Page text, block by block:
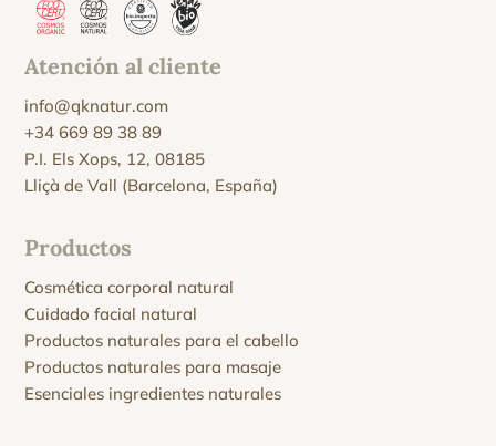
Atención al cliente
info@qknatur.com
+34 669 89 38 89
P.I. Els Xops, 12, 08185
Lliçà de Vall (Barcelona, España)
Productos
Cosmética corporal natural
Cuidado facial natural
Productos naturales para el cabello
Productos naturales para masaje
Esenciales ingredientes naturales